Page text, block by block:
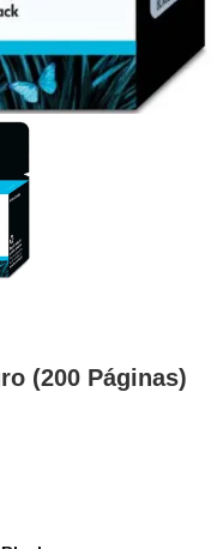
(200 Páginas)